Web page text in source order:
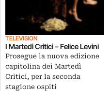
TELEVISION
I Martedì Critici – Felice Levini
Prosegue la nuova edizione
capitolina dei Martedì
Critici, per la seconda
stagione ospiti